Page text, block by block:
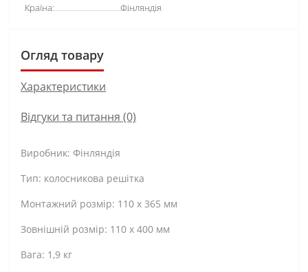
Країна:
Фінляндія
Огляд товару
Характеристики
Відгуки та питання (0)
Виробник: Фінляндія
Тип: колосникова решітка
Монтажний розмір: 110 х 365 мм
Зовнішній розмір: 110 х 400 мм
Вага: 1,9 кг